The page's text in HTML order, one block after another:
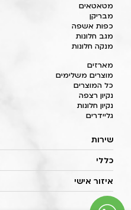
מטאטאים
מבריקן
כפות אשפה
מגב חלונות
מנקה חלונות
מארזים
מוצרים משלימים
כל המוצרים
נקיון רצפה
נקיון חלונות
גליידרים
שירות
כללי
איזור אישי